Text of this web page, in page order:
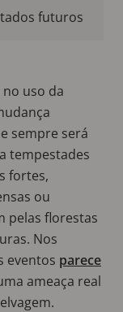
futuros
uso da
sempre será
tempestades
fortes,
ou
pelas florestas
Nos
eventos parece
ameaça real